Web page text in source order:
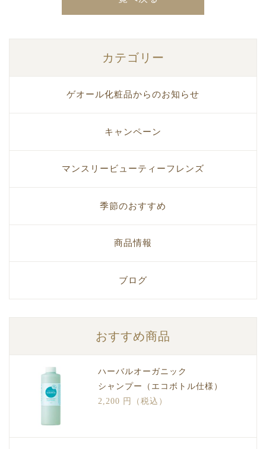
カテゴリー
ゲオール化粧品からのお知らせ
キャンペーン
マンスリービューティーフレンズ
季節のおすすめ
商品情報
ブログ
おすすめ商品
ハーバルオーガニック
シャンプー（エコボトル仕様）
2,200 円（税込）